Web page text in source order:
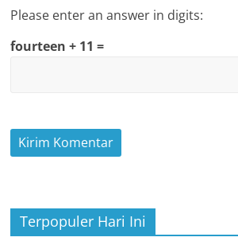
Please enter an answer in digits:
fourteen + 11 =
Terpopuler Hari Ini